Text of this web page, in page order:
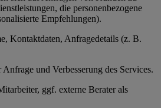
die personenbezogene
Empfehlungen).
Kontaktdaten, Anfragedetails (z. B.
und Verbesserung des Services.
ggf. externe Berater als